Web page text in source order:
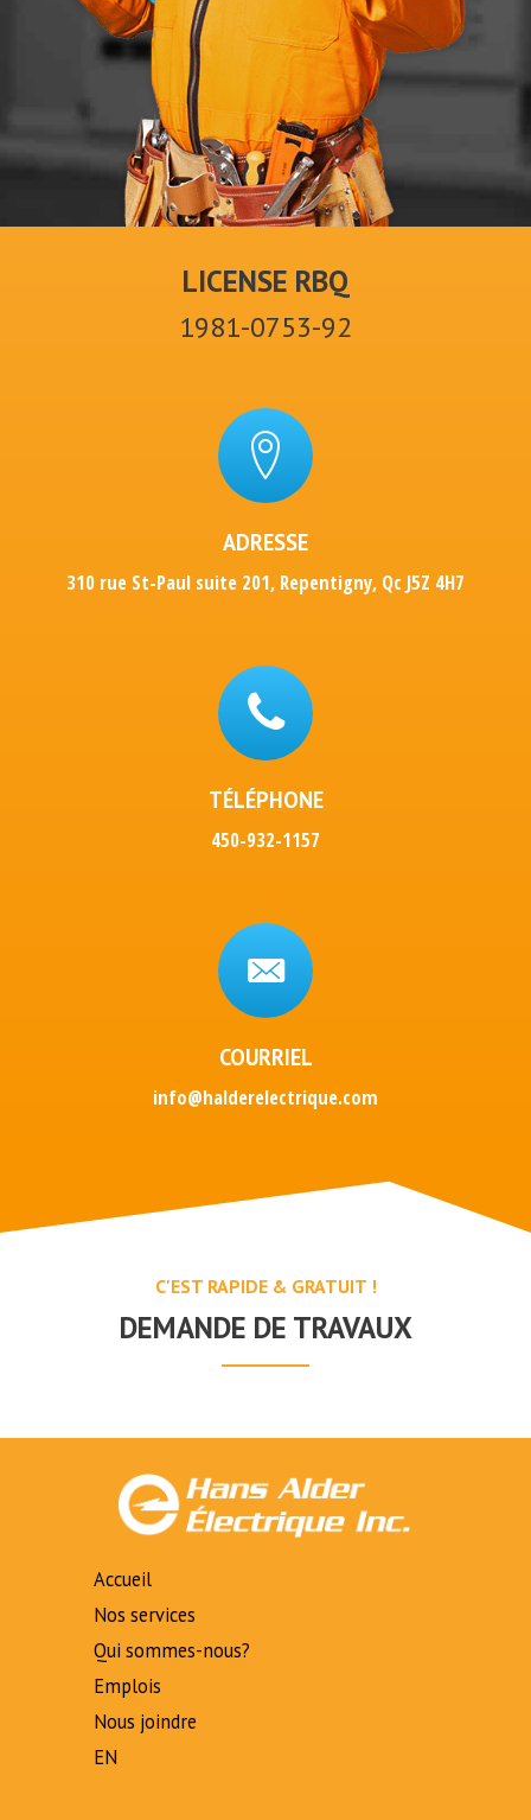
LICENSE RBQ
1981-0753-92
ADRESSE
310 rue St-Paul suite 201, Repentigny, Qc J5Z 4H7
TÉLÉPHONE
450-932-1157
COURRIEL
info@halderelectrique.com
C'EST RAPIDE & GRATUIT !
DEMANDE DE TRAVAUX
Accueil
Nos services
Qui sommes-nous?
Emplois
Nous joindre
EN